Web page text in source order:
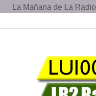
La Mañana de La Radio